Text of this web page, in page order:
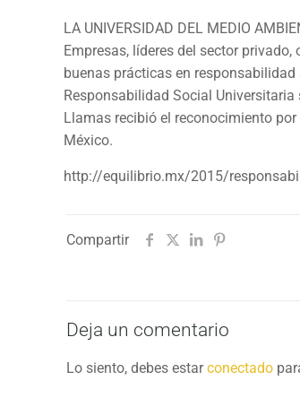
LA UNIVERSIDAD DEL MEDIO
Empresas, líderes del sector
buenas prácticas en
Responsabilidad Social
Llamas recibió el reconocimiento
México.
http://equilibrio.mx/2015/
Compartir
Deja un comentario
Lo siento, debes estarconectado